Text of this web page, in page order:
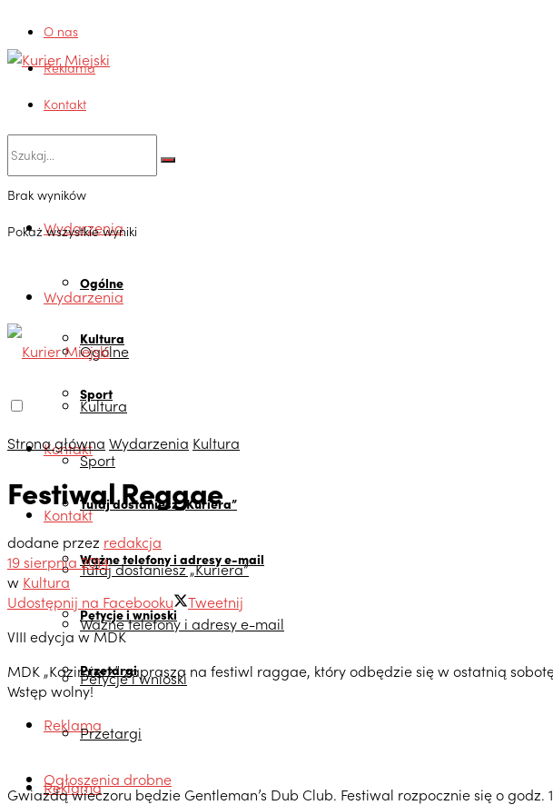
O nas
Reklama
Kontakt
Brak wyników
Pokaż wszystkie wyniki
Wydarzenia
Ogólne
Kultura
Sport
Kontakt
Tutaj dostaniesz „Kuriera”
Ważne telefony i adresy e-mail
Petycje i wnioski
Przetargi
Reklama
Ogłoszenia drobne
Wydarzenia
Ogólne
Kultura
Sport
Kontakt
Tutaj dostaniesz „Kuriera”
Ważne telefony i adresy e-mail
Petycje i wnioski
Przetargi
Reklama
Strona główna Wydarzenia Kultura
Festiwal Reggae
dodane przez redakcja
19 sierpnia 2014
w Kultura
Udostępnij na Facebooku
Tweetnij
VIII edycja w MDK
MDK „Kazimierz” zaprasza na festiwl raggae, który odbędzie się w ostatnią
Wstęp wolny!
Gwiazdą wieczoru będzie Gentleman’s Dub Club. Festiwal rozpocznie się o godz.